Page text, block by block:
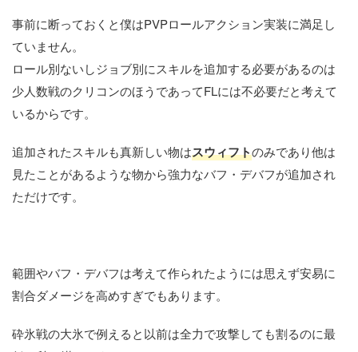
事前に断っておくと僕はPVPロールアクション実装に満足し
ていません。
ロール別ないしジョブ別にスキルを追加する必要があるのは
少人数戦のクリコンのほうであってFLには不必要だと考えて
いるからです。
追加されたスキルも真新しい物はスウィフトのみであり他は
見たことがあるような物から強力なバフ・デバフが追加され
ただけです。
範囲やバフ・デバフは考えて作られたようには思えず安易に
割合ダメージを高めすぎでもあります。
砕氷戦の大氷で例えると以前は全力で攻撃しても割るのに最